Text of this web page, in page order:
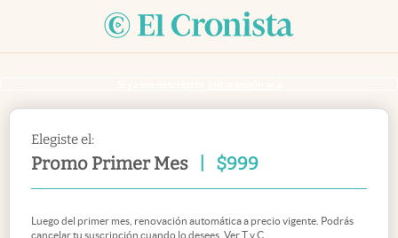
Elegiste el:
Promo Primer Mes $999
Luego del primer mes, renovación automática a precio vigente. Podrás
cancelar tu suscripción cuando lo desees. VerT y C